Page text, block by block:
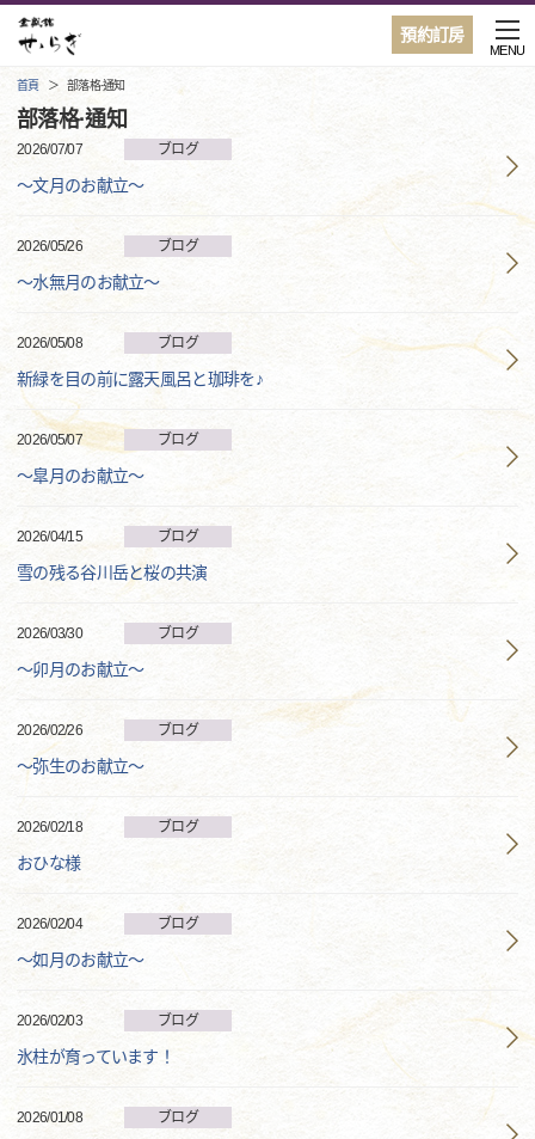
預約訂房
MENU
首頁 部落格·通知
部落格·通知
2026/07/07 ブログ
～文月のお献立～
2026/05/26 ブログ
～水無月のお献立～
2026/05/08 ブログ
新緑を目の前に露天風呂と珈琲を♪
2026/05/07 ブログ
～皐月のお献立～
2026/04/15 ブログ
雪の残る谷川岳と桜の共演
2026/03/30 ブログ
～卯月のお献立～
2026/02/26 ブログ
～弥生のお献立～
2026/02/18 ブログ
おひな様
2026/02/04 ブログ
～如月のお献立～
2026/02/03 ブログ
氷柱が育っています！
2026/01/08 ブログ